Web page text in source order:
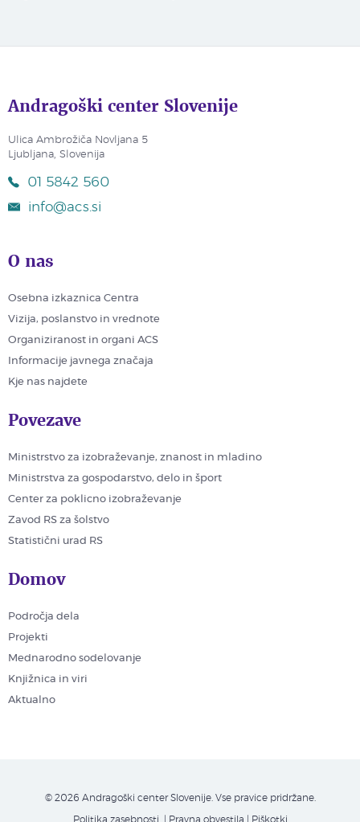
Andragoški center Slovenije
Ulica Ambrožiča Novljana 5
Ljubljana, Slovenija
01 5842 560
info@acs.si
O nas
Osebna izkaznica Centra
Vizija, poslanstvo in vrednote
Organiziranost in organi ACS
Informacije javnega značaja
Kje nas najdete
Povezave
Ministrstvo za izobraževanje, znanost in mladino
Ministrstva za gospodarstvo, delo in šport
Center za poklicno izobraževanje
Zavod RS za šolstvo
Statistični urad RS
Domov
Področja dela
Projekti
Mednarodno sodelovanje
Knjižnica in viri
Aktualno
© 2026 Andragoški center Slovenije. Vse pravice pridržane.
Politika zasebnosti | Pravna obvestila Piškotki